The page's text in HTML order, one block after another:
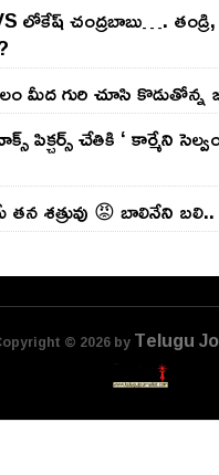
లోకేష్ చంద్ర‌బాబు….
మీద గురి చూసి
పిక్చర్స్ చేతికి ‘ కార్మేని
శత్రువు 😡 బాలినేని
© 2026 byTelugu